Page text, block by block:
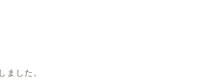
ました。